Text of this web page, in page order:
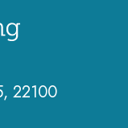
22100